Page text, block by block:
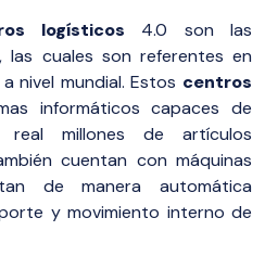
logísticos 4.0 son las
, las cuales son referentes en
a nivel mundial. Estos centros
informáticos capaces de
real millones de artículos
cuentan con máquinas
de manera automática
y movimiento interno de